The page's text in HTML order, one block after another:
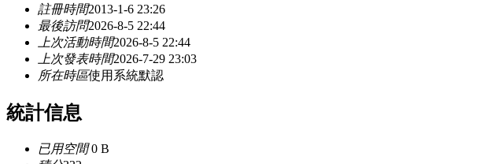
註冊時間2013-1-6 23:26
最後訪問2026-8-5 22:44
上次活動時間2026-8-5 22:44
上次發表時間2026-7-29 23:03
所在時區使用系統默認
統計信息
已用空間0 B